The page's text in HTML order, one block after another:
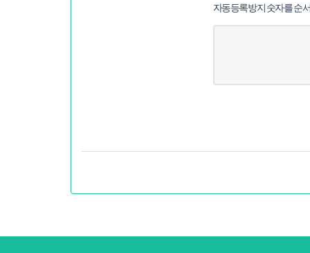
자동등록방지 숫자를 순